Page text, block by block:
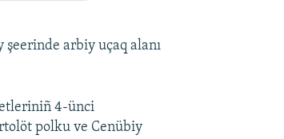
şeerinde arbiy uçaq alanı
4-ünci
polku ve Cenübiy